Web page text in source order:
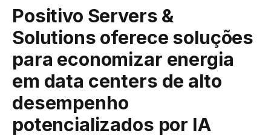
Positivo Servers &
Solutions oferece soluções
para economizar energia
em data centers de alto
desempenho
potencializados por IA